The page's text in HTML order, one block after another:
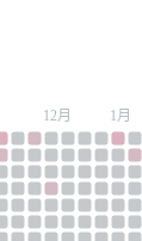
12月 1月